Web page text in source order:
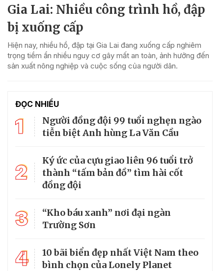
Gia Lai: Nhiều công trình hồ, đập
bị xuống cấp
Hiện nay, nhiều hồ, đập tại Gia Lai đang xuống cấp nghiêm
trọng tiềm ẩn nhiều nguy cơ gây mất an toàn, ảnh hưởng đến
sản xuất nông nghiệp và cuộc sống của người dân.
ĐỌC NHIỀU
1
Người đồng đội 99 tuổi nghẹn ngào
tiễn biệt Anh hùng La Văn Cầu
2
Ký ức của cựu giao liên 96 tuổi trở
thành “tấm bản đồ” tìm hài cốt
đồng đội
3
“Kho báu xanh” nơi đại ngàn
Trường Sơn
4
10 bãi biển đẹp nhất Việt Nam theo
bình chọn của Lonely Planet